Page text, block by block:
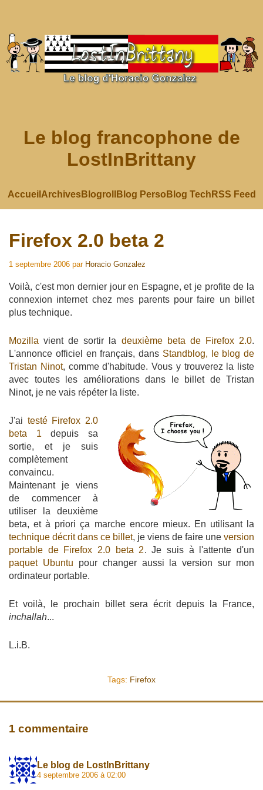
Le blog francophone de
LostInBrittany
Accueil ArchivesBlogroll Blog Perso Blog Tech RSS Feed
Firefox 2.0 beta 2
1 septembre 2006 par Horacio Gonzalez
Voilà, c'est mon dernier jour en Espagne, et je profite de la
connexion internet chez mes parents pour faire un billet
plus technique.
Mozilla vient de sortir la deuxième beta de Firefox 2.0.
L'annonce officiel en français, dans Standblog, le blog de
Tristan Ninot, comme d'habitude. Vous y trouverez la liste
avec toutes les améliorations dans le billet de Tristan
Ninot, je ne vais répéter la liste.
J'ai testé Firefox 2.0
beta 1 depuis sa
sortie, et je suis
complètement
convaincu.
Maintenant je viens
de commencer à
utiliser la deuxième
beta, et à priori ça marche encore mieux. En utilisant la
technique décrit dans ce billet, je viens de faire une version
portable de Firefox 2.0 beta 2. Je suis à l'attente d'un
paquet Ubuntu pour changer aussi la version sur mon
ordinateur portable.
Et voilà, le prochain billet sera écrit depuis la France,
inchallah...
L.i.B.
Tags: Firefox
1 commentaire
Le blog de LostInBrittany
4 septembre 2006 à 02:00